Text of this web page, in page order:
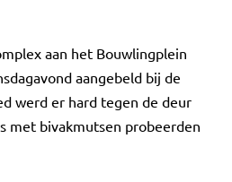
aan het Bouwlingplein
aangebeld bij de
werd er hard tegen de deur
met bivakmutsen probeerden